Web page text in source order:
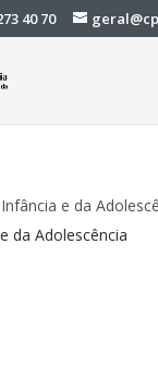
40 70
e da
da Adolescência